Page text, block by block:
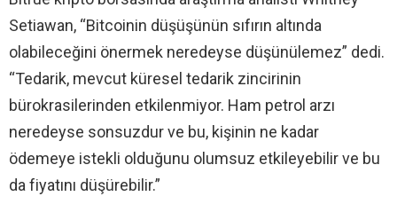
Setiawan, “Bitcoinin düşüşünün sıfırın altında
olabileceğini önermek neredeyse düşünülemez” dedi.
“Tedarik, mevcut küresel tedarik zincirinin
bürokrasilerinden etkilenmiyor. Ham petrol arzı
neredeyse sonsuzdur ve bu, kişinin ne kadar
ödemeye istekli olduğunu olumsuz etkileyebilir ve bu
da fiyatını düşürebilir.”